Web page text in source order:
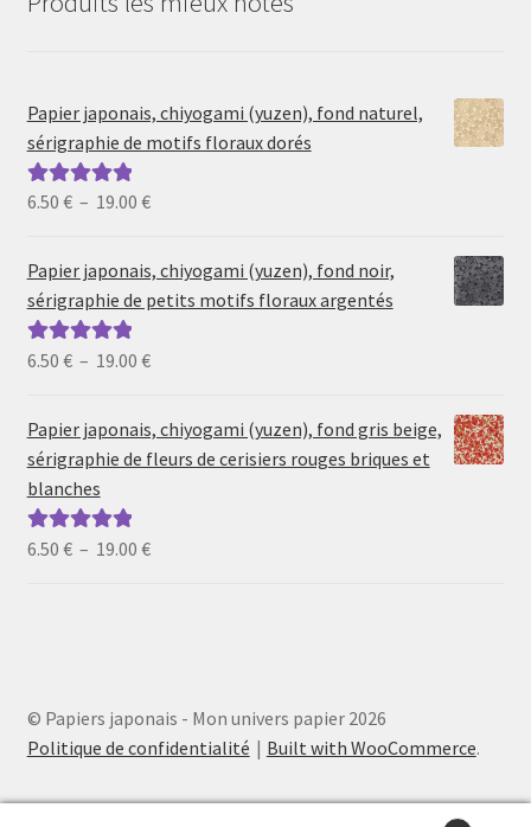
Papier japonais, chiyogami (yuzen), fond naturel,
sérigraphie de motifs floraux dorés
Note5.00sur
6.50 € – 19.00 €Plage
prix :
6.50 €
19.00 €
Papier japonais, chiyogami (yuzen), fond noir,
sérigraphie de petits motifs floraux argentés
Note5.00sur
6.50 € – 19.00 €Plage
prix :
6.50 €
Papier japonais, chiyogami (yuzen), fond gris beige,
sérigraphie de fleurs de cerisiers rouges briques et
blanches
Note5.00sur
6.50 € – 19.00 €Plage
© Papiers japonais - Mon univers papier 2026
Politique de confidentialité
Built with WooCommerce.